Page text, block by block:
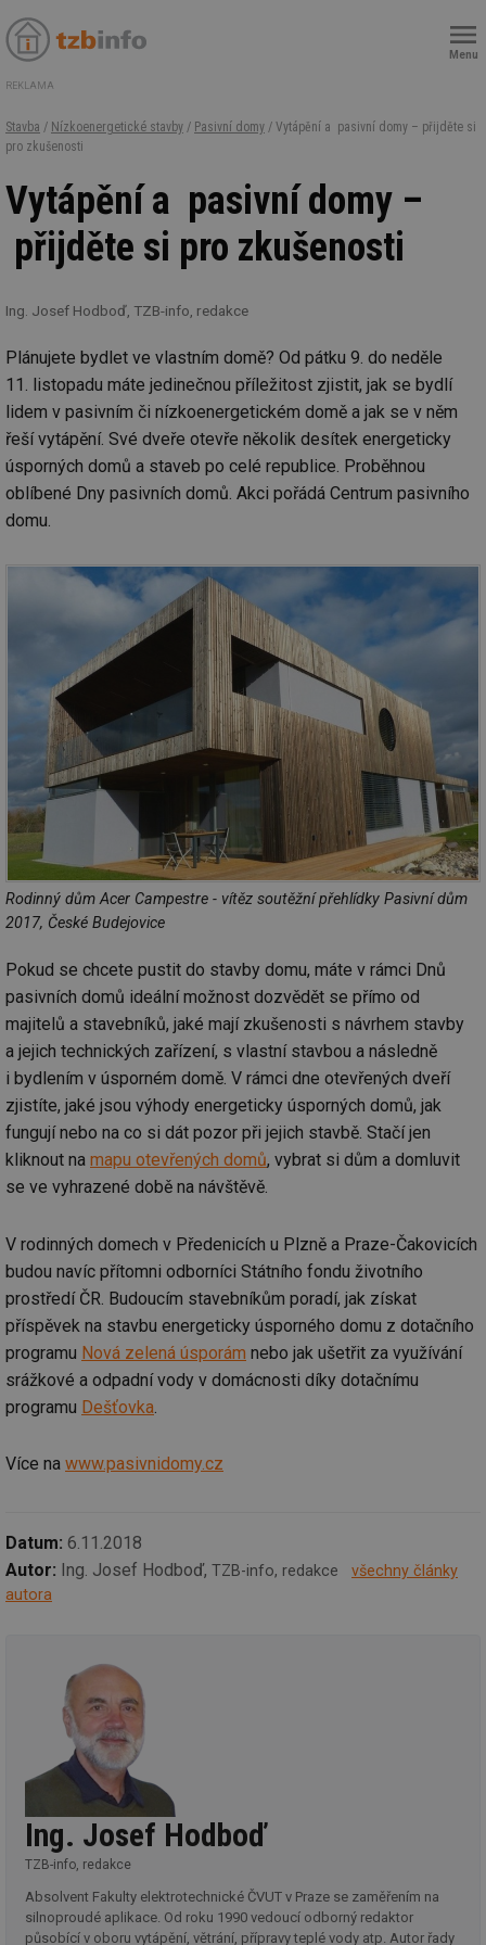
Menu
REKLAMA
Stavba / Nízkoenergetické stavby / Pasivní domy / Vytápění a pasivní domy – přijděte si
pro zkušenosti
Vytápění a pasivní domy –
přijděte si pro zkušenosti
Ing. Josef Hodboď, TZB-info, redakce
Plánujete bydlet ve vlastním domě? Od pátku 9. do neděle
11. listopadu máte jedinečnou příležitost zjistit, jak se bydlí
lidem v pasivním či nízkoenergetickém domě a jak se v něm
řeší vytápění. Své dveře otevře několik desítek energeticky
úsporných domů a staveb po celé republice. Proběhnou
oblíbené Dny pasivních domů. Akci pořádá Centrum pasivního
domu.
Rodinný dům Acer Campestre - vítěz soutěžní přehlídky Pasivní dům
2017, České Budejovice
Pokud se chcete pustit do stavby domu, máte v rámci Dnů
pasivních domů ideální možnost dozvědět se přímo od
majitelů a stavebníků, jaké mají zkušenosti s návrhem stavby
a jejich technických zařízení, s vlastní stavbou a následně
i bydlením v úsporném domě. V rámci dne otevřených dveří
zjistíte, jaké jsou výhody energeticky úsporných domů, jak
fungují nebo na co si dát pozor při jejich stavbě. Stačí jen
kliknout na mapu otevřených domů, vybrat si dům a domluvit
se ve vyhrazené době na návštěvě.
V rodinných domech v Předenicích u Plzně a Praze-Čakovicích
budou navíc přítomni odborníci Státního fondu životního
prostředí ČR. Budoucím stavebníkům poradí, jak získat
příspěvek na stavbu energeticky úsporného domu z dotačního
programu Nová zelená úsporám nebo jak ušetřit za využívání
srážkové a odpadní vody v domácnosti díky dotačnímu
programu Dešťovka
Více na www.pasivnidomy.cz
Datum: 6.11.2018
Autor: Ing. Josef Hodboď, TZB-info, redakce
všechny články
autora
Ing. Josef Hodboď
TZB-info, redakce
Absolvent Fakulty elektrotechnické ČVUT v Praze se zaměřením na
silnoproudé aplikace. Od roku 1990 vedoucí odborný redaktor
působící v oboru vytápění, větrání, přípravy teplé vody atp. Autor řady